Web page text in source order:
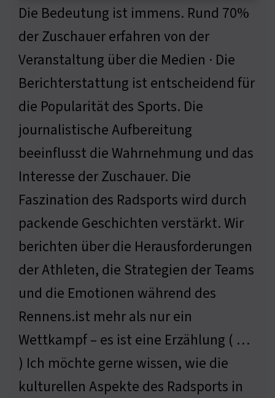
Die Bedeutung ist immens. Rund 70%
der Zuschauer erfahren von der
Veranstaltung über die Medien · Die
Berichterstattung ist entscheidend für
die Popularität des Sports. Die
journalistische Aufbereitung
beeinflusst die Wahrnehmung und das
Interesse der Zuschauer. Die
Faszination des Radsports wird durch
packende Geschichten verstärkt. Wir
berichten über die Herausforderungen
der Athleten, die Strategien der Teams
und die Emotionen während des
Rennens.ist mehr als nur ein
Wettkampf – es ist eine Erzählung ( …
) Ich möchte gerne wissen, wie die
kulturellen Aspekte des Radsports in